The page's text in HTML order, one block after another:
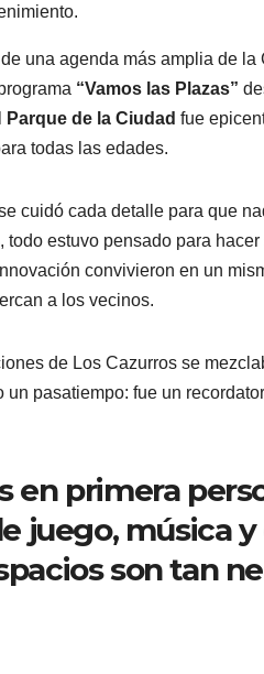
una agenda más amplia de
“Vamos las Plazas”
Parque de la Ciudad fue
todas las edades.
cuidó cada detalle para que
estuvo pensado para
convivieron en un
a los vecinos.
de Los Cazurros se
pasatiempo: fue un
en primera
juego, música
son tan